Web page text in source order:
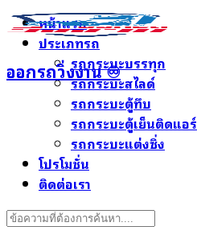
Skip
ออกรถวิ่งงาน ♾️
หน้าแรก
ประเภทรถ
รถกระบะบรรทุก
รถกระบะสไลด์
รถกระบะตู้ทึบ
รถกระบะตู้เย็นติดแอร์
รถกระบะแต่งซิ่ง
โปรโมชั่น
ติดต่อเรา
Search